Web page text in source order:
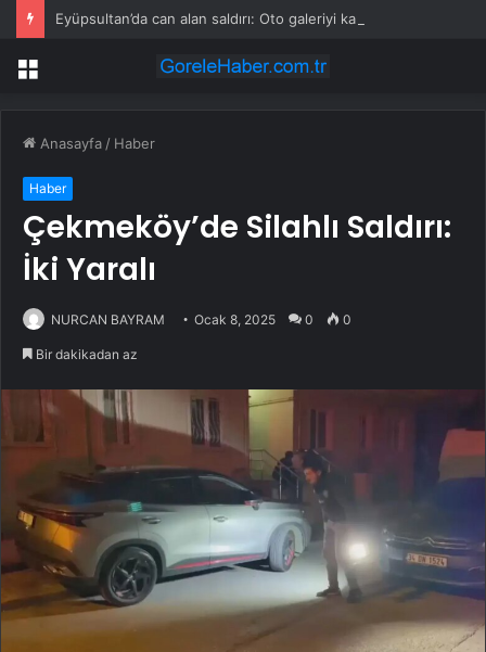
Eyüpsultan’da can alan saldırı: Oto galeriyi kana buladılar
Menü
Anasayfa / Haber
Haber
Çekmeköy’de Silahlı Saldırı:
İki Yaralı
NURCAN BAYRAM Ocak 8, 2025 0 0
Bir dakikadan az